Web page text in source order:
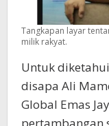
Tangkapan layar
milik rakyat.
Untuk
disapa Ali
Global Emas